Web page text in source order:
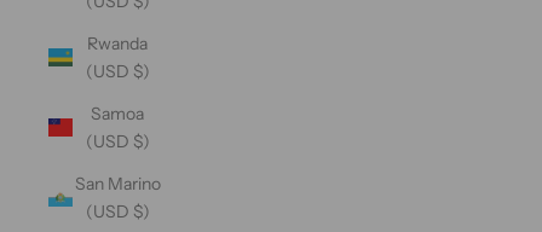
Rwanda
(USD $)
Samoa
(USD $)
San Marino
(USD $)